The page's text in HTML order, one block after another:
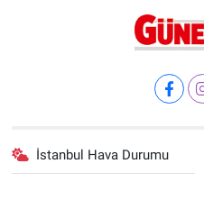
İstanbul Hava Durumu